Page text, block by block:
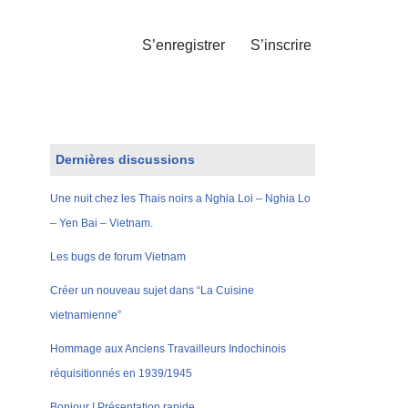
S’enregistrer S’inscrire
Dernières discussions
Une nuit chez les Thais noirs a Nghia Loi – Nghia Lo
– Yen Bai – Vietnam.
Les bugs de forum Vietnam
Créer un nouveau sujet dans “La Cuisine
vietnamienne”
Hommage aux Anciens Travailleurs Indochinois
réquisitionnés en 1939/1945